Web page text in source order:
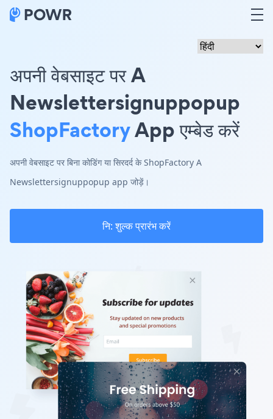
अपनी वेबसाइट पर A
Newslettersignuppopup
ShopFactoryApp एम्बेड करें
अपनी वेबसाइट पर बिना कोडिंग या सिरदर्द के ShopFactory A
Newslettersignuppopup app जोड़ें।
नि: शुल्क प्रारंभ करें